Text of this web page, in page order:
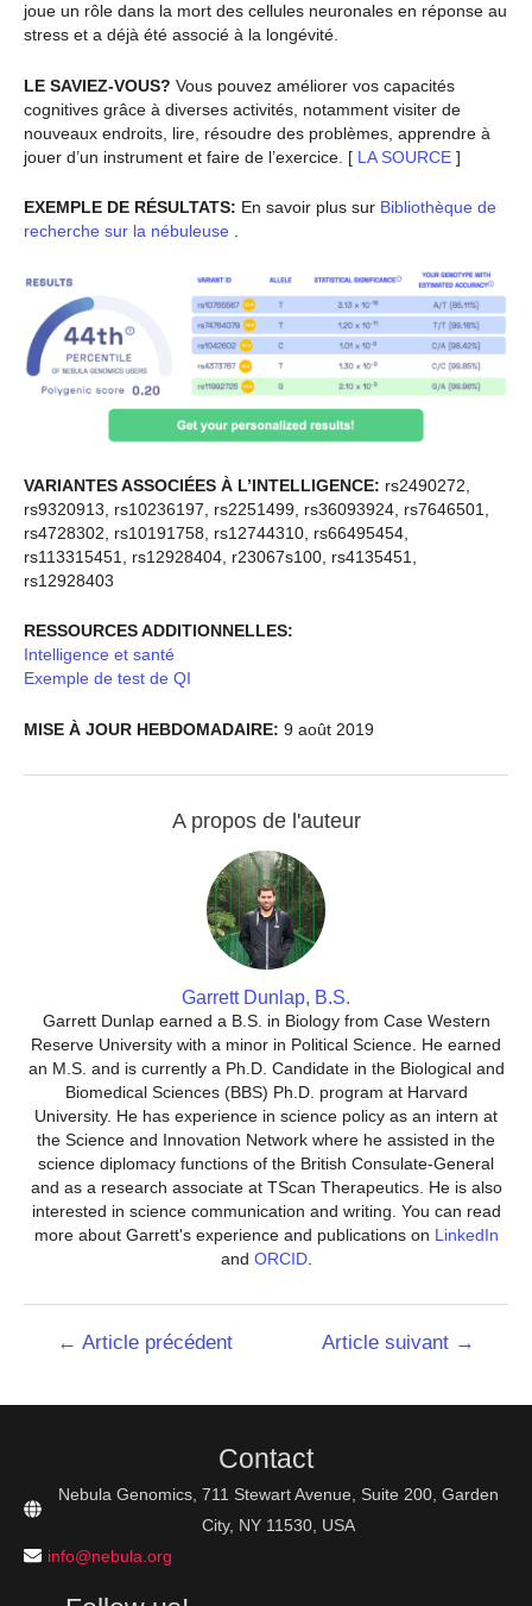
joue un rôle dans la mort des cellules neuronales en réponse au
stress et a déjà été associé à la longévité.
LE SAVIEZ-VOUS? Vous pouvez améliorer vos capacités
cognitives grâce à diverses activités, notamment visiter de
nouveaux endroits, lire, résoudre des problèmes, apprendre à
jouer d’un instrument et faire de l’exercice. [ LA SOURCE ]
EXEMPLE DE RÉSULTATS: En savoir plus sur Bibliothèque de
recherche sur la nébuleuse
VARIANTES ASSOCIÉES À L’INTELLIGENCE: rs2490272,
rs9320913, rs10236197, rs2251499, rs36093924, rs7646501,
rs4728302, rs10191758, rs12744310, rs66495454,
rs113315451, rs12928404, r23067s100, rs4135451,
rs12928403
RESSOURCES ADDITIONNELLES:
Intelligence et santé
Exemple de test de QI
MISE À JOUR HEBDOMADAIRE: 9 août 2019
A propos de l'auteur
Garrett Dunlap, B.S.
Garrett Dunlap earned a B.S. in Biology from Case Western
Reserve University with a minor in Political Science. He earned
an M.S. and is currently a Ph.D. Candidate in the Biological and
Biomedical Sciences (BBS) Ph.D. program at Harvard
University. He has experience in science policy as an intern at
the Science and Innovation Network where he assisted in the
science diplomacy functions of the British Consulate-General
and as a research associate at TScan Therapeutics. He is also
interested in science communication and writing. You can read
more about Garrett's experience and publications on LinkedIn
and ORCID.
Navigation
← Article précédent Article suivant →
Contact
Nebula Genomics, 711 Stewart Avenue, Suite 200, Garden
City, NY 11530, USA
info@nebula.org